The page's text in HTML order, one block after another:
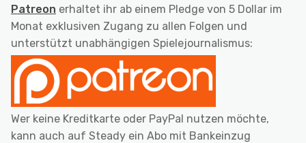
Patreon erhaltet ihr ab einem Pledge von 5 Dollar im
Monat exklusiven Zugang zu allen Folgen und
unterstützt unabhängigen Spielejournalismus:
Wer keine Kreditkarte oder PayPal nutzen möchte,
kann auch auf Steady ein Abo mit Bankeinzug